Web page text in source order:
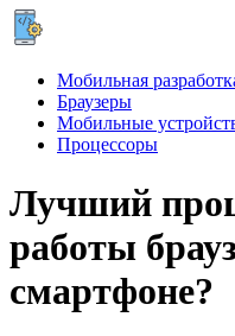
Мобильная
Браузеры
Мобильные
Процессоры
Лучший
работы
смартфоне?